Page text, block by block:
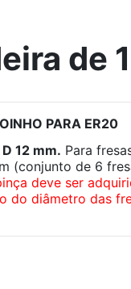
de
PARA ER20
D 12 mm. Para
(conjunto de 6
deve ser
do diâmetro das